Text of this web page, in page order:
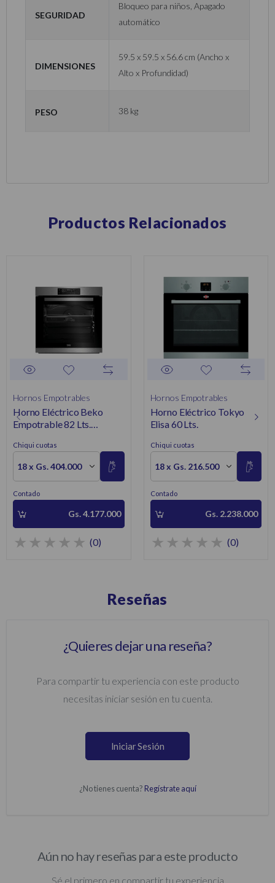
Seguridad
Bloqueo para niños, Apagado
automático
Dimensiones
59.5 x 59.5 x 56.6 cm (Ancho x
Alto x Profundidad)
Peso 38 kg
Productos Relacionados
Hornos Empotrables
Horno Eléctrico Beko
Empotrable 82 Lts.
Chiqui cuotas
18 x Gs. 404.000
Contado
Gs. 4.177.000
(0)
Hornos Empotrables
Horno Eléctrico Tokyo
Elisa 60 Lts.
Chiqui cuotas
18 x Gs. 216.500
Contado
Gs. 2.238.000
(0)
Reseñas
¿Quieres dejar una reseña?
Para compartir tu experiencia con este producto
necesitas iniciar sesión en tu cuenta.
Iniciar Sesión
¿No tienes cuenta? Regístrate aquí
Aún no hay reseñas para este producto
Sé el primero en compartir tu experiencia